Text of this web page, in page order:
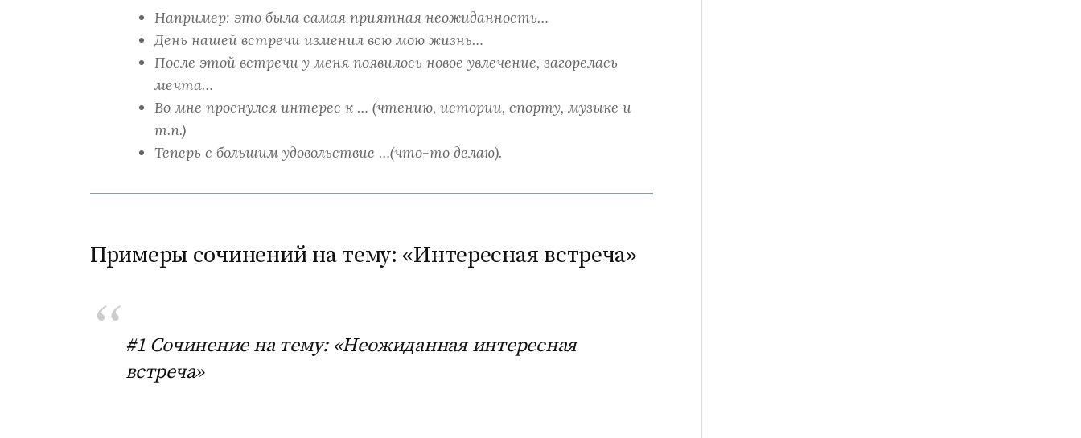
Например: это была самая приятная неожиданность…
День нашей встречи изменил всю мою жизнь…
После этой встречи у меня появилось новое увлечение, загорелась
мечта…
Во мне проснулся интерес к … (чтению, истории, спорту, музыке и
т.п.)
Теперь с большим удовольствие …(что-то делаю).
Примеры сочинений на тему: «Интересная встреча»
#1 Сочинение на тему: «Неожиданная интересная
встреча»